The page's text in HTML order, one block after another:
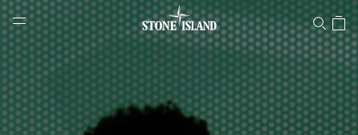
Stone Islandオンラインストア
NAVIGATION.ARIA.GOTOMAINCONTENT
LABEL.SHOPPINGCOUNTRY 日本